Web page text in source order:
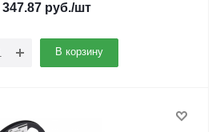
347.87 руб./шт
В корзину